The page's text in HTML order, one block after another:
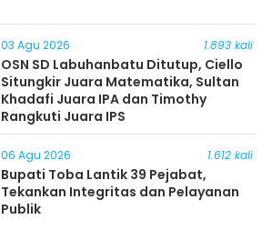
03 Agu 2026 1.893 kali
OSN SD Labuhanbatu Ditutup, Ciello
Situngkir Juara Matematika, Sultan
Khadafi Juara IPA dan Timothy
Rangkuti Juara IPS
06 Agu 2026 1.612 kali
Bupati Toba Lantik 39 Pejabat,
Tekankan Integritas dan Pelayanan
Publik